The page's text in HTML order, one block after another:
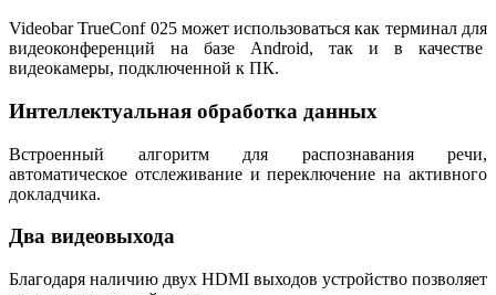
Videobar TrueConf 025 может использоваться как терминал для
видеоконференций на базе Android, так и в качестве
видеокамеры, подключенной к ПК.
Интеллектуальная обработка данных
Встроенный алгоритм для распознавания речи,
автоматическое отслеживание и переключение на активного
докладчика.
Два видеовыхода
Благодаря наличию двух HDMI выходов устройство позволяет